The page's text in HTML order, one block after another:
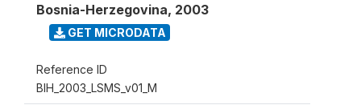
Bosnia-Herzegovina, 2003
GET MICRODATA
Reference ID
BIH_2003_LSMS_v01_M